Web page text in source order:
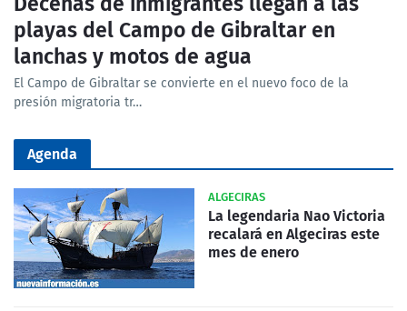
playas del Campo de Gibraltar en
lanchas y motos de agua
El Campo de Gibraltar se convierte en el nuevo foco de la
presión migratoria tr…
Agenda
ALGECIRAS
La legendaria Nao Victoria
recalará en Algeciras este
mes de enero